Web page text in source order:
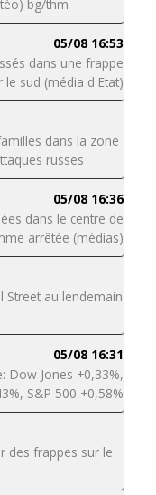
bg/thm
05/08 16:53
dans une frappe
le sud (média d'Etat)
dans la zone
russes
05/08 16:36
dans le centre de
arrêtée (médias)
Street au lendemain
05/08 16:31
Dow Jones +0,33%,
S&P 500 +0,58%
des frappes sur le